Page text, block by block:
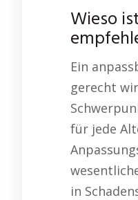
Wieso
Ein
gerecht
für jede
in